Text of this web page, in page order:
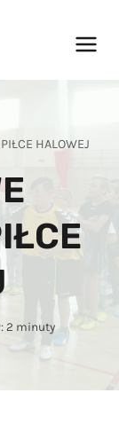
HALOWEJ
2 minuty